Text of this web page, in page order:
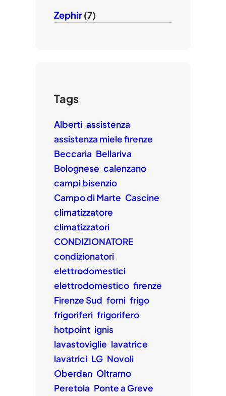
Zephir(7)
Tags
Alberti assistenza
assistenza miele firenze
Beccaria Bellariva
Bolognese calenzano
campi bisenzio
Campo di Marte Cascine
climatizzatore
climatizzatori
CONDIZIONATORE
condizionatori
elettrodomestici
elettrodomestico firenze
Firenze Sud forni frigo
frigoriferi frigorifero
hotpoint ignis
lavastoviglie lavatrice
lavatrici LG Novoli
Oberdan Oltrarno
Peretola Ponte a Greve